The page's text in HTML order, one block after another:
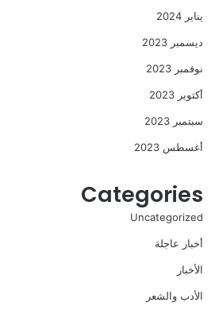
يناير 2024
ديسمبر 2023
نوفمبر 2023
أكتوبر 2023
سبتمبر 2023
أغسطس 2023
Categories
Uncategorized
أخبار عاجلة
الأخبار
الأدب والشعر